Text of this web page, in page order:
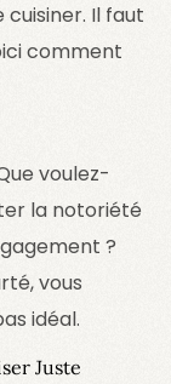
Il faut
comment
voulez-
la notoriété
?
vous
idéal.
Juste